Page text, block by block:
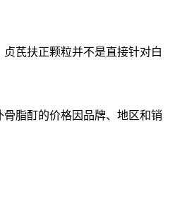
芪扶正颗粒并不是直接针对白
脂酊的价格因品牌、地区和销